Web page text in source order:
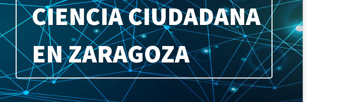
CIENCIA CIUDADANA
EN ZARAGOZA